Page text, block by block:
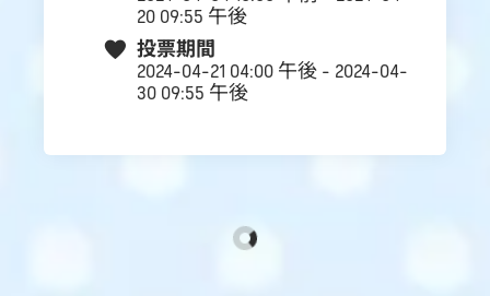
20 09:55 午後
投票期間
2024-04-21 04:00 午後 - 2024-04-
30 09:55 午後